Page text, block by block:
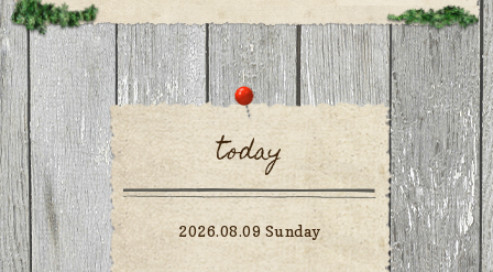
today
2026.08.09 Sunday